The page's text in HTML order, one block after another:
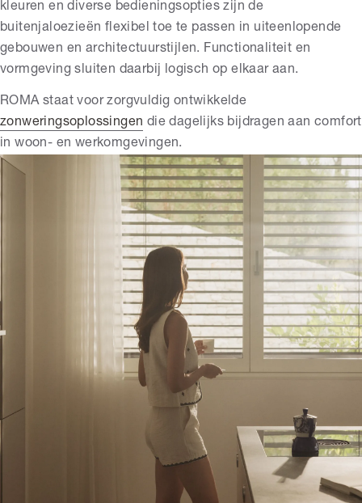
kleuren en diverse bedieningsopties zijn de
buitenjaloezieën flexibel toe te passen in uiteenlopende
gebouwen en architectuurstijlen. Functionaliteit en
vormgeving sluiten daarbij logisch op elkaar aan.
ROMA staat voor zorgvuldig ontwikkelde
zonweringsoplossingen die dagelijks bijdragen aan comfort
in woon- en werkomgevingen.